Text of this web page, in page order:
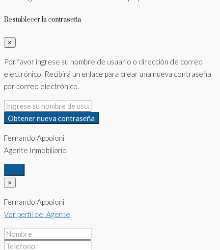
Restablecer la contraseña
×
Por favor ingrese su nombre de usuario o dirección de correo
electrónico. Recibirá un enlace para crear una nueva contraseña
por correo electrónico.
Obtener nueva contraseña
Fernando Appoloni
Agente Inmobiliario
×
Fernando Appoloni
Ver perfil del Agente